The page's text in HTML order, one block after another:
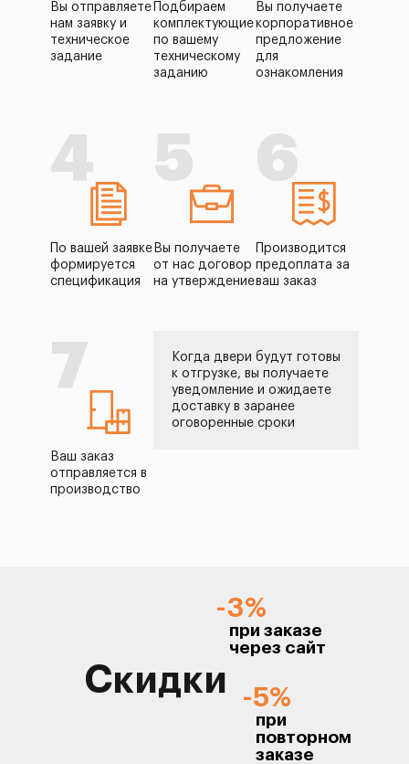
Вы отправляете
нам заявку и
техническое
задание
Подбираем
комплектующие
по вашему
техническому
заданию
Вы получаете
корпоративное
предложение
для
ознакомления
4
По вашей заявке
формируется
спецификация
5
Вы получаете
от нас договор
на утверждение
6
Производится
предоплата за
ваш заказ
7
Ваш заказ
отправляется в
производство
Когда двери будут готовы
к отгрузке, вы получаете
уведомление и ожидаете
доставку в заранее
оговоренные сроки
Скидки
-3%
при заказе
через сайт
-5%
при
повторном
заказе